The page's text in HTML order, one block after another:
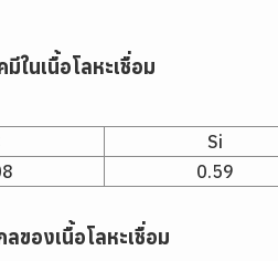
ในเนื้อโลหะเชื่อม
Si
0.59
ของเนื้อโลหะเชื่อม